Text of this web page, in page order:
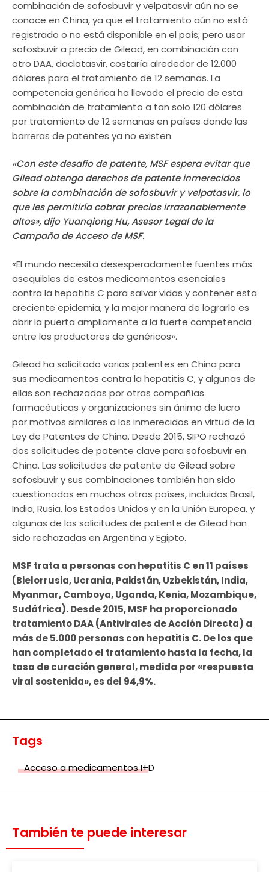
combinación de sofosbuvir y velpatasvir aún no se
conoce en China, ya que el tratamiento aún no está
registrado o no está disponible en el país; pero usar
sofosbuvir a precio de Gilead, en combinación con
otro DAA, daclatasvir, costaría alrededor de 12.000
dólares para el tratamiento de 12 semanas. La
competencia genérica ha llevado el precio de esta
combinación de tratamiento a tan solo 120 dólares
por tratamiento de 12 semanas en países donde las
barreras de patentes ya no existen.
«Con este desafío de patente, MSF espera evitar que
Gilead obtenga derechos de patente inmerecidos
sobre la combinación de sofosbuvir y velpatasvir, lo
que les permitiría cobrar precios irrazonablemente
altos», dijo Yuanqiong Hu, Asesor Legal de la
Campaña de Acceso de MSF.
«El mundo necesita desesperadamente fuentes más
asequibles de estos medicamentos esenciales
contra la hepatitis C para salvar vidas y contener esta
creciente epidemia, y la mejor manera de lograrlo es
abrir la puerta ampliamente a la fuerte competencia
entre los productores de genéricos».
Gilead ha solicitado varias patentes en China para
sus medicamentos contra la hepatitis C, y algunas de
ellas son rechazadas por otras compañías
farmacéuticas y organizaciones sin ánimo de lucro
por motivos similares a los inmerecidos en virtud de la
Ley de Patentes de China. Desde 2015, SIPO rechazó
dos solicitudes de patente clave para sofosbuvir en
China. Las solicitudes de patente de Gilead sobre
sofosbuvir y sus combinaciones también han sido
cuestionadas en muchos otros países, incluidos Brasil,
India, Rusia, los Estados Unidos y en la Unión Europea, y
algunas de las solicitudes de patente de Gilead han
sido rechazadas en Argentina y Egipto.
MSF trata a personas con hepatitis C en 11 países
(Bielorrusia, Ucrania, Pakistán, Uzbekistán, India,
Myanmar, Camboya, Uganda, Kenia, Mozambique,
Sudáfrica). Desde 2015, MSF ha proporcionado
tratamiento DAA (Antivirales de Acción Directa) a
más de 5.000 personas con hepatitis C. De los que
han completado el tratamiento hasta la fecha, la
tasa de curación general, medida por «respuesta
viral sostenida», es del 94,9%.
Tags
Acceso a medicamentos I+D
También te puede interesar